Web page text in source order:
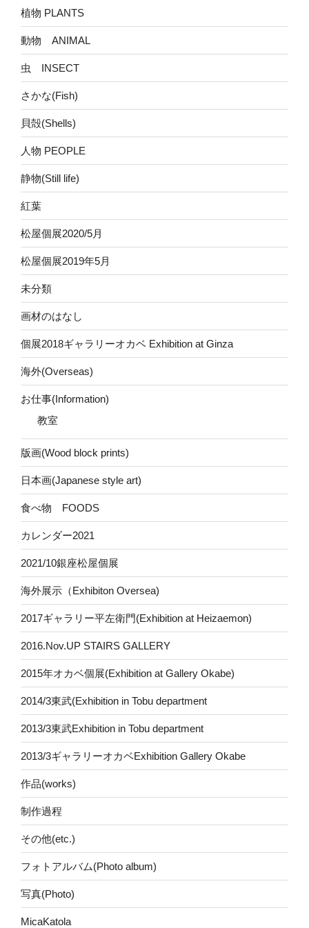
植物 PLANTS
動物 ANIMAL
虫 INSECT
さかな(Fish)
貝殻(Shells)
人物 PEOPLE
静物(Still life)
紅葉
松屋個展2020/5月
松屋個展2019年5月
未分類
画材のはなし
個展2018ギャラリーオカベ Exhibition at Ginza
海外(Overseas)
お仕事(Information)
教室
版画(Wood block prints)
日本画(Japanese style art)
食べ物 FOODS
カレンダー2021
2021/10銀座松屋個展
海外展示（Exhibiton Oversea)
2017ギャラリー平左衛門(Exhibition at Heizaemon)
2016.Nov.UP STAIRS GALLERY
2015年オカベ個展(Exhibition at Gallery Okabe)
2014/3東武(Exhibition in Tobu department
2013/3東武Exhibition in Tobu department
2013/3ギャラリーオカベExhibition Gallery Okabe
作品(works)
制作過程
その他(etc.)
フォトアルバム(Photo album)
写真(Photo)
MicaKatola